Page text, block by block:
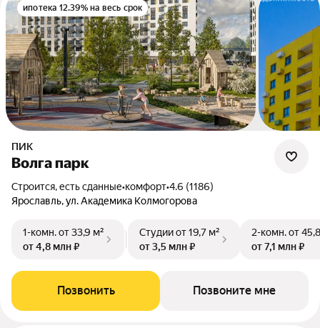
ипотека 12.39% на весь срок
ПИК
Волга парк
Строится, есть сданные•комфорт•4.6 (1186)
Ярославль, ул. Академика Колмогорова
1-комн.от 33,9 м²
от 4,8 млн ₽
Студииот 19,7 м²
от 3,5 млн ₽
2-комн.от
от 7,1 млн ₽
Позвонить Позвоните мне